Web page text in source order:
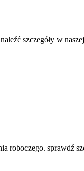
szczegóły w
roboczego. sprawdź